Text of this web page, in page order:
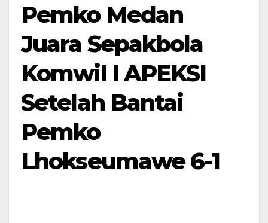
Pemko Medan
Juara Sepakbola
Komwil I APEKSI
Setelah Bantai
Pemko
Lhokseumawe 6-1